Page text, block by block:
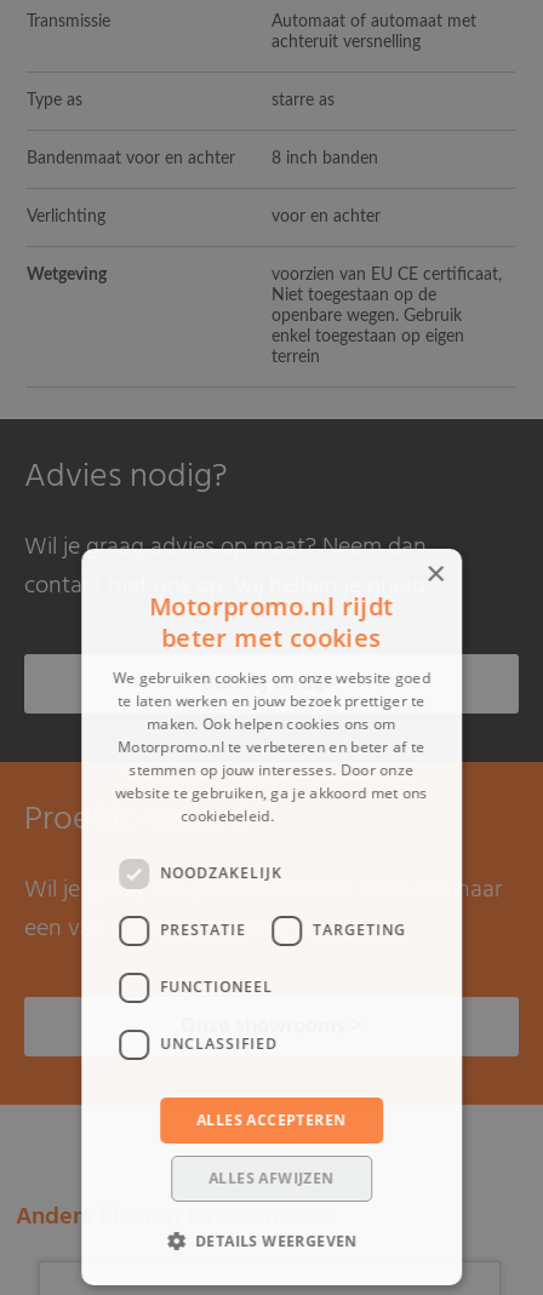
Transmissie
Automaat of automaat met
achteruit versnelling
Type as starre as
Bandenmaat voor en achter 8 inch banden
Verlichting voor en achter
Wetgeving
voorzien van EU CE certificaat,
Niet toegestaan op de
openbare wegen. Gebruik
enkel toegestaan op eigen
terrein
Advies nodig?
Wil je graag advies op maat? Neem dan
contact met ons op, wij helpen je graag.
Bel mij terug >
Proefrit maken?
Wil je graag een proefrit maken? Kom dan naar
een van onze showrooms.
Andere klanten bekeken ook:
×
Motorpromo.nl rijdt
beter met cookies
We gebruiken cookies om onze website goed
te laten werken en jouw bezoek prettiger te
maken. Ook helpen cookies ons om
Motorpromo.nl te verbeteren en beter af te
stemmen op jouw interesses. Door onze
website te gebruiken, ga je akkoord met ons
cookiebeleid.
NOODZAKELIJK
PRESTATIE TARGETING
FUNCTIONEEL
UNCLASSIFIED
ALLES ACCEPTEREN
ALLES AFWIJZEN
DETAILS WEERGEVEN